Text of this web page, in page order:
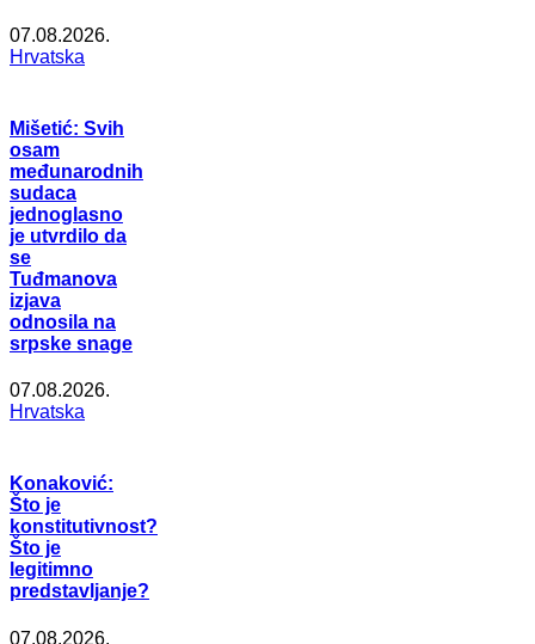
07.08.2026.
Hrvatska
Mišetić: Svih
osam
međunarodnih
sudaca
jednoglasno
je utvrdilo da
se
Tuđmanova
izjava
odnosila na
srpske snage
07.08.2026.
Hrvatska
Konaković:
Što je
konstitutivnost?
Što je
legitimno
predstavljanje?
07.08.2026.